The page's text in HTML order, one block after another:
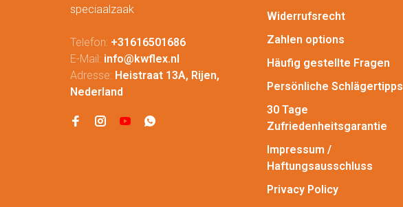
speciaalzaak
Telefon: +31616501686
E-Mail: info@kwflex.nl
Adresse: Heistraat 13A, Rijen,
Nederland
Widerrufsrecht
Zahlen options
Häufig gestellte Fragen
Persönliche Schlägertipps
30 Tage
Zufriedenheitsgarantie
Impressum /
Haftungsausschluss
Privacy Policy